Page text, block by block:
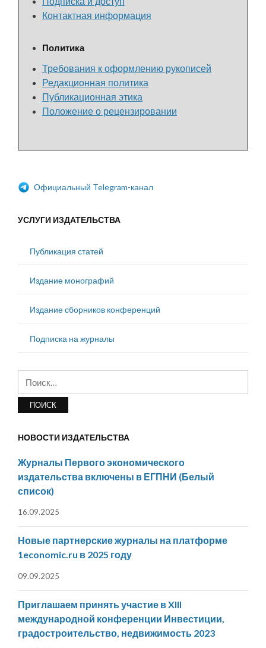
Контактная информация
Политика
Требования к оформлению рукописей
Редакционная политика
Публикационная этика
Положение о рецензировании
Официальный Telegram-канал
УСЛУГИ ИЗДАТЕЛЬСТВА
Публикация статей
Издание монографий
Издание сборников конференций
Подписка на журналы
НОВОСТИ ИЗДАТЕЛЬСТВА
Журналы Первого экономического
издательства включены в ЕГПНИ (Белый
список)
16.09.2025
Новые партнерские журналы на платформе
1economic.ru в 2025 году
09.09.2025
Приглашаем принять участие в XIII
международной конференции Инвестиции,
градостроительство, недвижимость 2023